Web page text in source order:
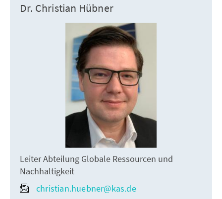
Dr. Christian Hübner
Leiter Abteilung Globale Ressourcen und
Nachhaltigkeit
christian.huebner@kas.de